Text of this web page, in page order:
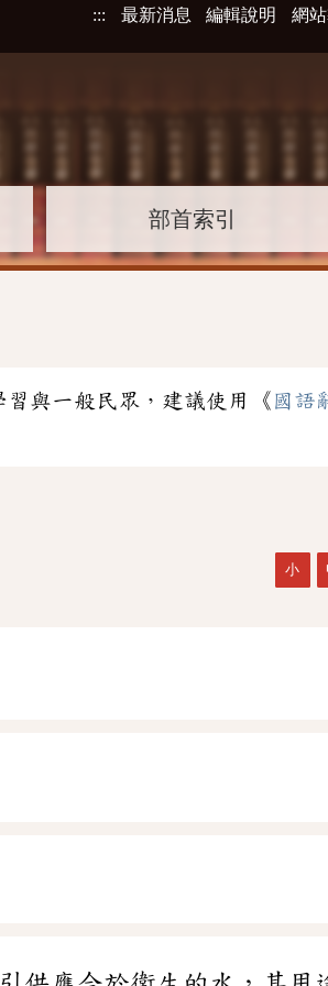
::: 最新消息 編輯說明 網
部首索引
習與一般民眾，建議使用《 國語
小